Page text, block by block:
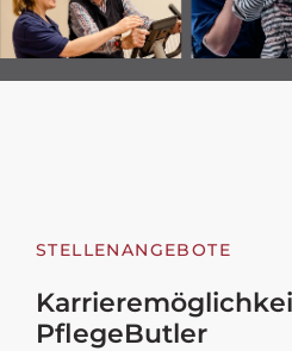
STELLENANGEBOTE
PflegeButler